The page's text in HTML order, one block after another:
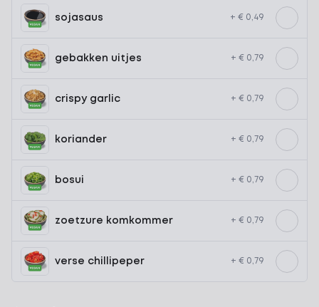
sojasaus + € 0,49
gebakken uitjes + € 0,79
crispy garlic + € 0,79
koriander + € 0,79
bosui + € 0,79
zoetzure komkommer + € 0,79
verse chillipeper + € 0,79